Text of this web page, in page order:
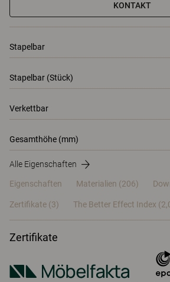
KONTAKT
Stapelbar
Stapelbar (Stück)
Verkettbar
Gesamthöhe (mm)
Alle Eigenschaften
Eigenschaften Materialien (206)
Zertifikate (3) The Better Effect Index
Zertifikate